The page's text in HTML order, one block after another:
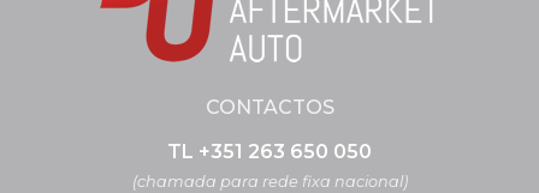
CONTACTOS
TL +351 263 650 050
(chamada para rede fixa nacional)